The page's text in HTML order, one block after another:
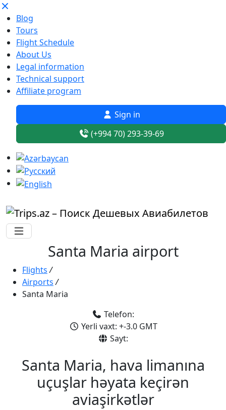
Blog
Tours
Flight Schedule
About Us
Legal information
Technical support
Affiliate program
Sign in
(+994 70) 293-39-69
Santa Maria airport
Flights /
Airports /
Santa Maria
Telefon:
Yerli vaxt: +-3.0 GMT
Sayt:
Santa Maria, hava limanına
uçuşlar həyata keçirən
aviaşirkətlər